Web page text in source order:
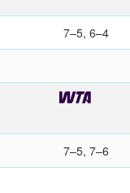
7–5, 6–4
7–5, 7–6